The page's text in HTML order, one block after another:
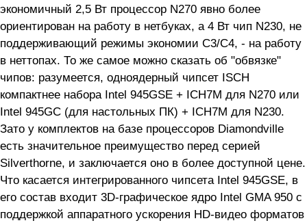
экономичный 2,5 Вт процессор N270 явно более
ориентирован на работу в нетбуках, а 4 Вт чип N230, не
поддерживающий режимы экономии C3/C4, - на работу
в неттопах. То же самое можно сказать об "обвязке"
чипов: разумеется, одноядерный чипсет ISCH
компактнее набора Intel 945GSE + ICH7M для N270 или
Intel 945GC (для настольных ПК) + ICH7M для N230.
Зато у комплектов на базе процессоров Diamondville
есть значительное преимущество перед серией
Silverthorne, и заключается оно в более доступной цене.
Что касается интегрированного чипсета Intel 945GSE, в
его состав входит 3D-графическое ядро Intel GMA 950 с
поддержкой аппаратного ускорения HD-видео форматов